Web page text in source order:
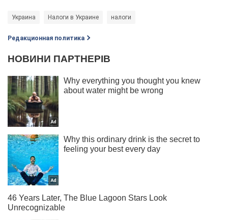
Украина Налоги в Украине налоги
Редакционная политика